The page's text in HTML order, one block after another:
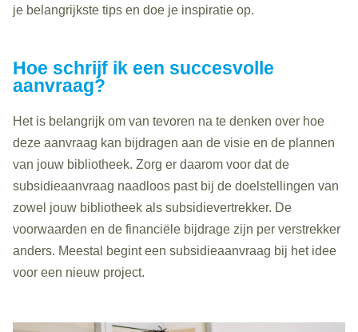
je belangrijkste tips en doe je inspiratie op.
Hoe schrijf ik een succesvolle
aanvraag?
Het is belangrijk om van tevoren na te denken over hoe
deze aanvraag kan bijdragen aan de visie en de plannen
van jouw bibliotheek. Zorg er daarom voor dat de
subsidieaanvraag naadloos past bij de doelstellingen van
zowel jouw bibliotheek als subsidievertrekker. De
voorwaarden en de financiële bijdrage zijn per verstrekker
anders. Meestal begint een subsidieaanvraag bij het idee
voor een nieuw project.